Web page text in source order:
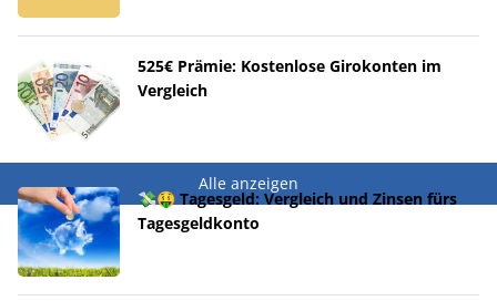
525€ Prämie: Kostenlose Girokonten im
Vergleich
Alle anzeigen
💸🤑 Tagesgeld: Vergleich und Zinsen fürs
Tagesgeldkonto